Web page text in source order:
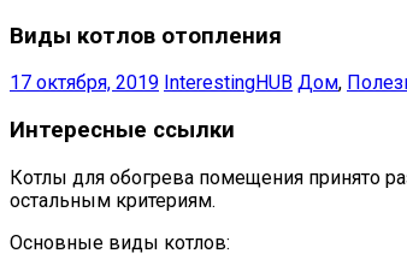
Виды котлов отопления
17 октября, 2019 InterestingHUB Дом,
Интересные ссылки
Котлы для обогрева помещения принято
остальным критериям.
Основные виды котлов: